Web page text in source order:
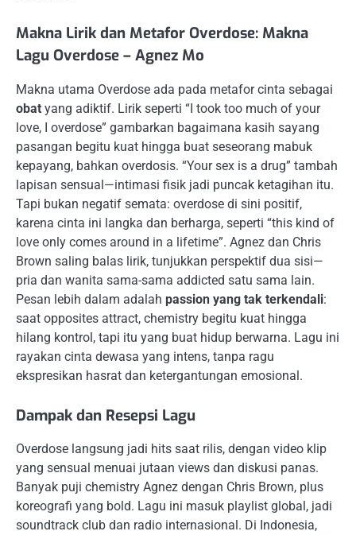
Makna Lirik dan Metafor Overdose: Makna
Lagu Overdose – Agnez Mo
Makna utama Overdose ada pada metafor cinta sebagai
obat yang adiktif. Lirik seperti “I took too much of your
love, I overdose” gambarkan bagaimana kasih sayang
pasangan begitu kuat hingga buat seseorang mabuk
kepayang, bahkan overdosis. “Your sex is a drug” tambah
lapisan sensual—intimasi fisik jadi puncak ketagihan itu.
Tapi bukan negatif semata: overdose di sini positif,
karena cinta ini langka dan berharga, seperti “this kind of
love only comes around in a lifetime”. Agnez dan Chris
Brown saling balas lirik, tunjukkan perspektif dua sisi—
pria dan wanita sama-sama addicted satu sama lain.
Pesan lebih dalam adalah passion yang tak terkendali:
saat opposites attract, chemistry begitu kuat hingga
hilang kontrol, tapi itu yang buat hidup berwarna. Lagu ini
rayakan cinta dewasa yang intens, tanpa ragu
ekspresikan hasrat dan ketergantungan emosional.
Dampak dan Resepsi Lagu
Overdose langsung jadi hits saat rilis, dengan video klip
yang sensual menuai jutaan views dan diskusi panas.
Banyak puji chemistry Agnez dengan Chris Brown, plus
koreografi yang bold. Lagu ini masuk playlist global, jadi
soundtrack club dan radio internasional. Di Indonesia,